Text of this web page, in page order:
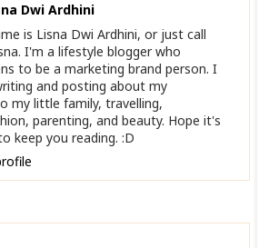
Dwi Ardhini
is Lisna Dwi Ardhini, or just call
I'm a lifestyle blogger who
to be a marketing brand person. I
and posting about my
my little family, travelling,
parenting, and beauty. Hope it's
keep you reading. :D